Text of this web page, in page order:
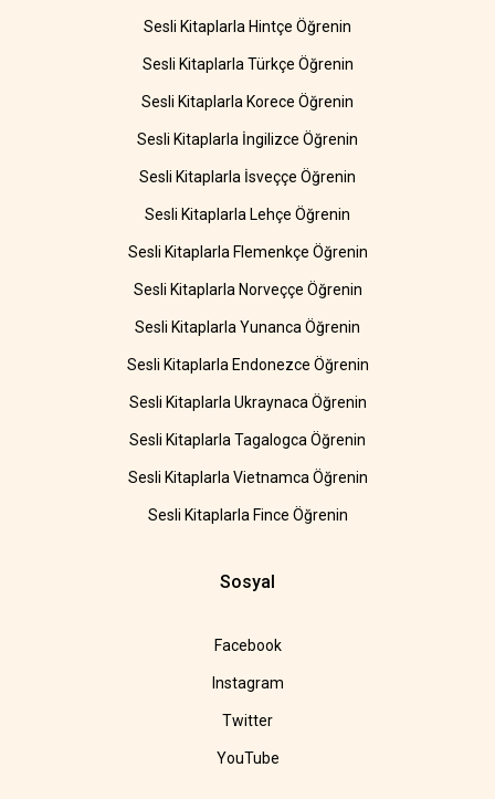
Sesli Kitaplarla Hintçe Öğrenin
Sesli Kitaplarla Türkçe Öğrenin
Sesli Kitaplarla Korece Öğrenin
Sesli Kitaplarla İngilizce Öğrenin
Sesli Kitaplarla İsveççe Öğrenin
Sesli Kitaplarla Lehçe Öğrenin
Sesli Kitaplarla Flemenkçe Öğrenin
Sesli Kitaplarla Norveççe Öğrenin
Sesli Kitaplarla Yunanca Öğrenin
Sesli Kitaplarla Endonezce Öğrenin
Sesli Kitaplarla Ukraynaca Öğrenin
Sesli Kitaplarla Tagalogca Öğrenin
Sesli Kitaplarla Vietnamca Öğrenin
Sesli Kitaplarla Fince Öğrenin
Sosyal
Facebook
Instagram
Twitter
YouTube